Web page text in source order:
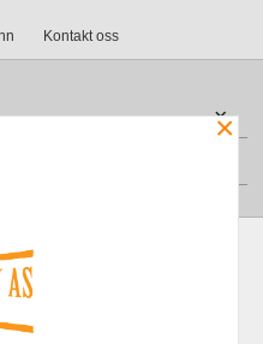
Kontakt oss
Sikkerhet og personvern
×